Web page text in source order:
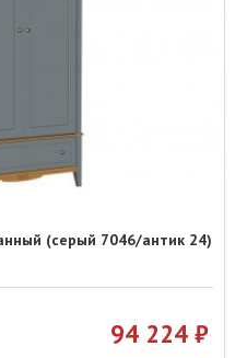
(серый 7046/антик 24)
94 224